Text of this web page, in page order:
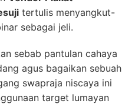
tertulis menyangkut-
sebagai jeli.
sebab pantulan cahaya
agus bagaikan sebuah
swapraja niscaya ini
target lumayan